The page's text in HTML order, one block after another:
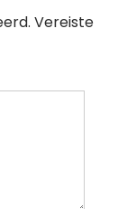
Vereiste